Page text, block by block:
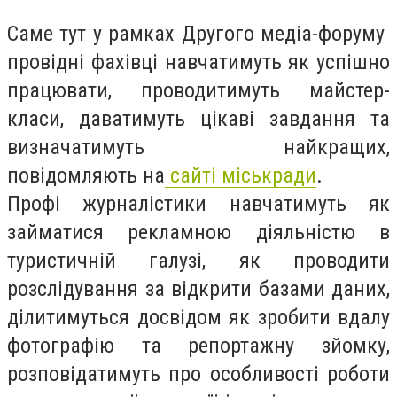
Саме тут у рамках Другого медіа-форуму
провідні фахівці навчатимуть як успішно
працювати, проводитимуть майстер-
класи, даватимуть цікаві завдання та
визначатимуть найкращих,
повідомляють на сайті міськради.
Профі журналістики навчатимуть як
займатися рекламною діяльністю в
туристичній галузі, як проводити
розслідування за відкрити базами даних,
ділитимуться досвідом як зробити вдалу
фотографію та репортажну зйомку,
розповідатимуть про особливості роботи